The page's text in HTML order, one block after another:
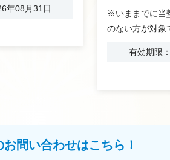
年08月31日
※いままでに当
のない方が対象
有効期限
問い合わせはこちら！